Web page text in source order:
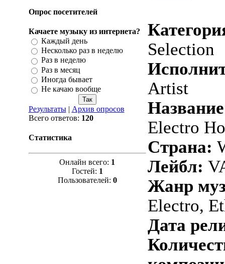
Опрос посетителей
Качаете музыку из интернета?
Каждый день
Несколько раз в неделю
Раз в неделю
Раз в месяц
Иногда бывает
Не качаю вообще
Результаты| Архив опросов
Всего ответов: 120
Статистика
Онлайн всего: 1
Гостей: 1
Пользователей: 0
Selection
Artist
Electro
Страна:
Лейбл:
Жанр
Electro,
Дата